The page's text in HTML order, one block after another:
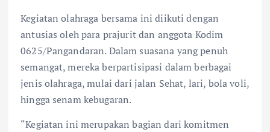
Kegiatan olahraga bersama ini diikuti dengan
antusias oleh para prajurit dan anggota Kodim
0625/Pangandaran. Dalam suasana yang penuh
semangat, mereka berpartisipasi dalam berbagai
jenis olahraga, mulai dari jalan Sehat, lari, bola voli,
hingga senam kebugaran.
“Kegiatan ini merupakan bagian dari komitmen